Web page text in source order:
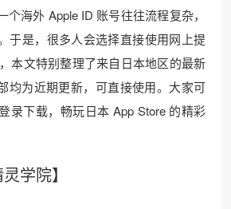
个海外 Apple ID 账号往往流程复杂，
于是，很多人会选择直接使用网上提
本文特别整理了来自日本地区的最新
均为近期更新，可直接使用。大家可
录下载，畅玩日本 App Store 的精彩
学院】